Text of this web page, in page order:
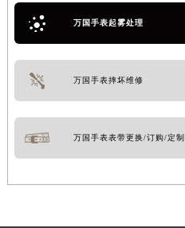
万国手表起雾处理
万国手表摔坏维修
万国手表表带更换/订购/定制